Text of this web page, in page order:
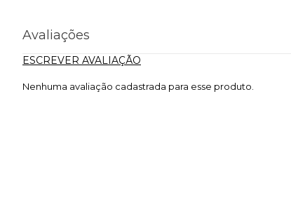
Avaliações
ESCREVER AVALIAÇÃO
Nenhuma avaliação cadastrada para esse produto.